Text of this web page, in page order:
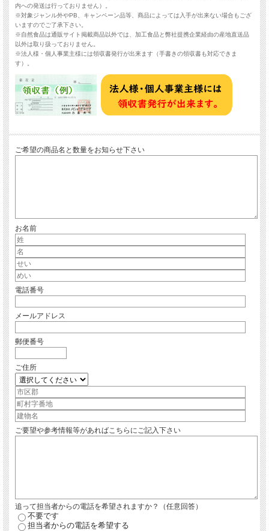
内への発送は行っておりません）。
※対象ジャンル外やPB、キャンペーン品等、商品によっては入手が出来ない場合もござ
いますのでご了承下さい。
※自然食品は通販サイト掲載商品以外では、加工食品と弊社提携企業経由の産地直送品
以外は取り扱っておりません。
※法人様・個人事業主様には領収書発行が出来ます（手書きの領収書も対応できま
す）。
ご希望の商品名と数量をお知らせ下さい
お名前
電話番号
メールアドレス
郵便番号
ご住所
ご要望や参考情報等があればこちらにご記入下さい
追って担当者からの電話を希望されますか？（任意回答）
不要です
担当者からの電話を希望する